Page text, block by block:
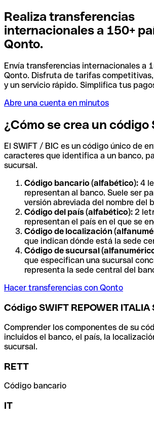
Realiza transferencias
internacionales a 150+
Qonto.
Envía transferencias internacionales a
Qonto. Disfruta de tarifas
y un servicio rápido. Simplifica tus
Abre una cuenta en minutos
¿Cómo se crea un código
El SWIFT / BIC es un código único de
caracteres que identifica a un banco,
sucursal.
Código bancario (alfabético): 4
representan al banco. Suele ser
versión abreviada del nombre del
Código del país (alfabético): 2
representan el país en el que se
Código de localización
que indican dónde está la sede
Código de sucursal
que especifican una sucursal
representa la sede central del
Hacer transferencias con Qonto
Código SWIFT REPOWER ITALIA
Comprender los componentes de su
incluidos el banco, el país, la
sucursal.
RETT
Código bancario
IT